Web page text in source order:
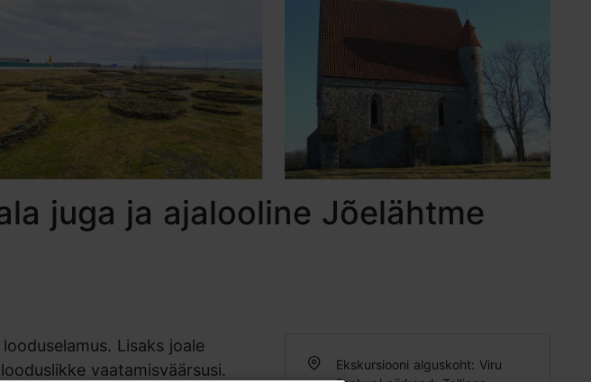
juga ja ajalooline Jõelähtme
Lisaks joale
vaatamisväärsusi.
Ekskursiooni alguskoht: Viru